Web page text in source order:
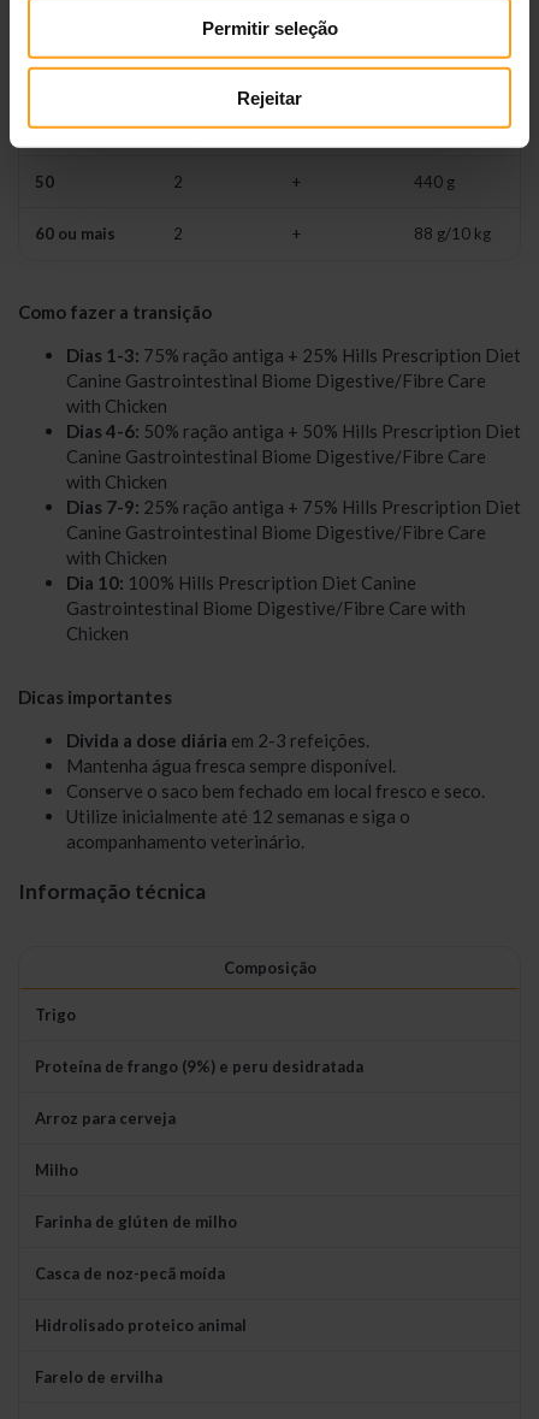
Permitir seleção
Rejeitar
+
40 2 + 350 g
50 2 + 440 g
60 ou mais 2 + 88 g/10 kg
Como fazer a transição
Dias 1-3: 75% ração antiga + 25% Hills Prescription Diet
Canine Gastrointestinal Biome Digestive/Fibre Care
with Chicken
Dias 4-6: 50% ração antiga + 50% Hills Prescription Diet
Canine Gastrointestinal Biome Digestive/Fibre Care
with Chicken
Dias 7-9: 25% ração antiga + 75% Hills Prescription Diet
Canine Gastrointestinal Biome Digestive/Fibre Care
with Chicken
Dia 10: 100% Hills Prescription Diet Canine
Gastrointestinal Biome Digestive/Fibre Care with
Chicken
Dicas importantes
Divida a dose diária em 2-3 refeições.
Mantenha água fresca sempre disponível.
Conserve o saco bem fechado em local fresco e seco.
Utilize inicialmente até 12 semanas e siga o
acompanhamento veterinário.
Informação técnica
Composição
Trigo
Proteína de frango (9%) e peru desidratada
Arroz para cerveja
Milho
Farinha de glúten de milho
Casca de noz-pecã moída
Hidrolisado proteico animal
Farelo de ervilha